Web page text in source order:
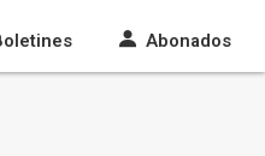
Abonados